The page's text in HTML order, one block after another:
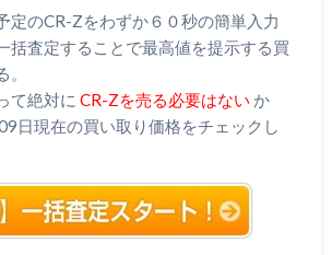
定のCR-Zをわずか６０秒の簡単入力
括査定することで最高値を提示する買
て絶対に CR-Zを売る必要はない か
日現在の買い取り価格をチェックし